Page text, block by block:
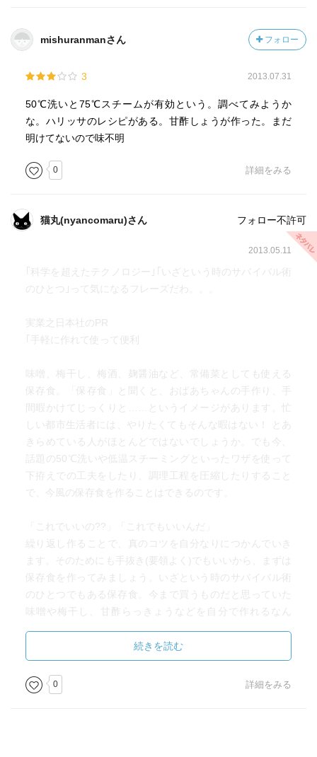
mishuranmanさん フォロー
3 2013.07.31
50℃洗いと75℃スチームが有効という。調べてみようか
な。ハリッサのレシピがある。甘酢しょうが作った。まだ
明けてないので味不明
0 詳細をみる
猫丸(nyancomaru)さん フォロー不許可
2013.05.11
｢科学を超えたテクノロジー｣｢いざという時のサバイバル術
のひとつ｣って気になるフレーズだわ。。。
実業之日本社のPR
｢手軽に作れて使って便利
味噌、梅干し、梅酒、麹醤油など、常備菜としても使える
保存食。「保存食」と聞くと、おばあちゃんの手作り、手
間暇かけてじっくりと……というイメージがあります。忙
しい都市生活者には、やりたくてもそんな暇はない！ とあ
きらめている人がほとんどではないでしょうか。でも今、
話題の50℃洗いや低温スチーミングといったワザを使って
下拵えでの工夫をしたり、調理工程を圧縮したりすること
で、今風の保存食を作ることはできるのです。
「これでいいの??」「これでもいいんだ」
繰り返し作ることで、真のコツを自分なりにつかんでいき
ます。そのためにも手抜き(要領よく)でもいいから、まずは
保存食を作ってみましょう。いざという時のサバイバル術
のひとつでもある保存食。今まで買うものだと思っていた
味噌や梅干し、甘酢らっきょうなどを自分で作れるなん
という保存の技で、食材をていねいに使い、無駄なく頂い
ている知恵には、科学を超えたテクノロジーが残っていま
す。本書ではそんな保存食を、現代人の好む食材、レシピ
に活用できるようにアレンジして、調味料の作り方、献立
続きを読む
0 詳細をみる